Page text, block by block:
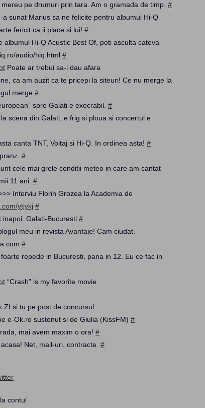
pe drumuri prin tara. Am o gramada de timp. #
a sunat Marius sa ne felicite pentru albumul Hi-Q
fericit ca ii place si lui! #
albumul Hi-Q Acustic Best Of, poti asculta cateva
audio/hiq.html #
Poate ar trebui sa-i dau afara
ca am auzit ca te pricepi la siteuri! Ce nu merge la
merge #
spre Galati e execrabil. #
scena din Galati, e frig si ploua si concertul e
canta TNT, Voltaj si Hi-Q. In ordinea asta! #
#
cele mai grele conditii meteo in care am cantat
11 ani. #
Interviu Florin Grozea la Academia de
ytjykj #
inapoi: Galati-Bucuresti #
meu in revista Avantaje! Cam ciudat.
#
repede in Bucuresti, pana in 12. Eu ce fac in
“Crash” is my favorite movie
ZI si tu pe post de concursul
e-Ok.ro sustonut si de Giulia (KissFM) #
mai avem maxim o ora! #
Net, mail-uri, contracte. #
contul